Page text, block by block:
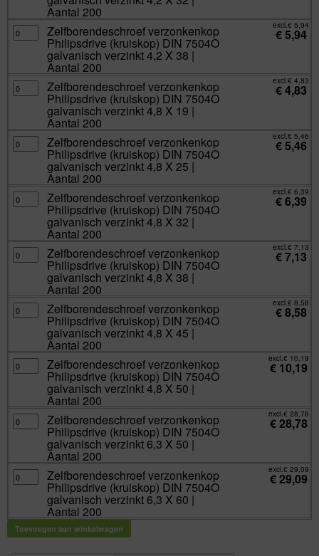
aantal
galvanisch
verzinkt
4,2
X
aantal
Aantal 200
Zelfborendeschroef
verzonkenkop
Philipsdrive
galvanisch
verzinkt
4,2
X
aantal
Zelfborendeschroef verzonkenkop
Philipsdrive (kruiskop) DIN 7504O
galvanisch verzinkt 4,2 X 38 |
Aantal 200
excl.€ 5,94
€5,94
Zelfborendeschroef
verzonkenkop
Philipsdrive
galvanisch
verzinkt
4,8
X
aantal
Zelfborendeschroef verzonkenkop
Philipsdrive (kruiskop) DIN 7504O
galvanisch verzinkt 4,8 X 19 |
Aantal 200
excl.€ 4,83
€4,83
Zelfborendeschroef
verzonkenkop
Philipsdrive
galvanisch
verzinkt
4,8
X
aantal
Zelfborendeschroef verzonkenkop
Philipsdrive (kruiskop) DIN 7504O
galvanisch verzinkt 4,8 X 25 |
Aantal 200
excl.€ 5,46
€5,46
Zelfborendeschroef
verzonkenkop
Philipsdrive
galvanisch
verzinkt
4,8
X
aantal
Zelfborendeschroef verzonkenkop
Philipsdrive (kruiskop) DIN 7504O
galvanisch verzinkt 4,8 X 32 |
Aantal 200
excl.€ 6,39
€6,39
Zelfborendeschroef
verzonkenkop
Philipsdrive
galvanisch
verzinkt
4,8
X
aantal
Zelfborendeschroef verzonkenkop
Philipsdrive (kruiskop) DIN 7504O
galvanisch verzinkt 4,8 X 38 |
Aantal 200
excl.€ 7,13
€7,13
Zelfborendeschroef
verzonkenkop
Philipsdrive
galvanisch
verzinkt
4,8
X
aantal
Zelfborendeschroef verzonkenkop
Philipsdrive (kruiskop) DIN 7504O
galvanisch verzinkt 4,8 X 45 |
Aantal 200
excl.€ 8,58
€8,58
Zelfborendeschroef
verzonkenkop
Philipsdrive
galvanisch
verzinkt
4,8
X
aantal
Zelfborendeschroef verzonkenkop
Philipsdrive (kruiskop) DIN 7504O
galvanisch verzinkt 4,8 X 50 |
Aantal 200
excl.€ 10,19
€ 10,19
Zelfborendeschroef
verzonkenkop
Philipsdrive
galvanisch
verzinkt
6,3
X
200
aantal
Zelfborendeschroef verzonkenkop
Philipsdrive (kruiskop) DIN 7504O
galvanisch verzinkt 6,3 X 50 |
Aantal 200
excl.€ 28,78
€28,78
Zelfborendeschroef
verzonkenkop
Philipsdrive
galvanisch
verzinkt
6,3
Zelfborendeschroef verzonkenkop
Philipsdrive (kruiskop) DIN 7504O
galvanisch verzinkt 6,3 X 60 |
Aantal 200
excl.€ 29,09
€29,09
Toevoegen aan winkelwagen